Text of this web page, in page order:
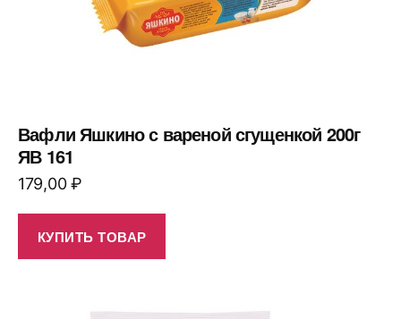
Вафли Яшкино с вареной сгущенкой 200г
ЯВ 161
179,00₽
КУПИТЬ ТОВАР